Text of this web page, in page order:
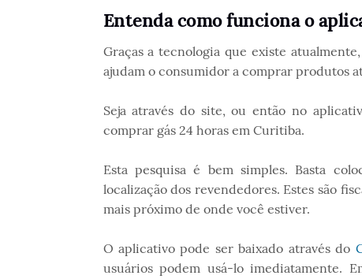
Entenda como funciona o
Graças a tecnologia que existe
ajudam o consumidor a comprar produtos
Seja através do site, ou então no
comprar gás 24 horas em Curitiba.
Esta pesquisa é bem simples. Basta
localização dos revendedores. Estes são
mais próximo de onde você estiver.
O aplicativo pode ser baixado através do
usuários podem usá-lo imediatamente.